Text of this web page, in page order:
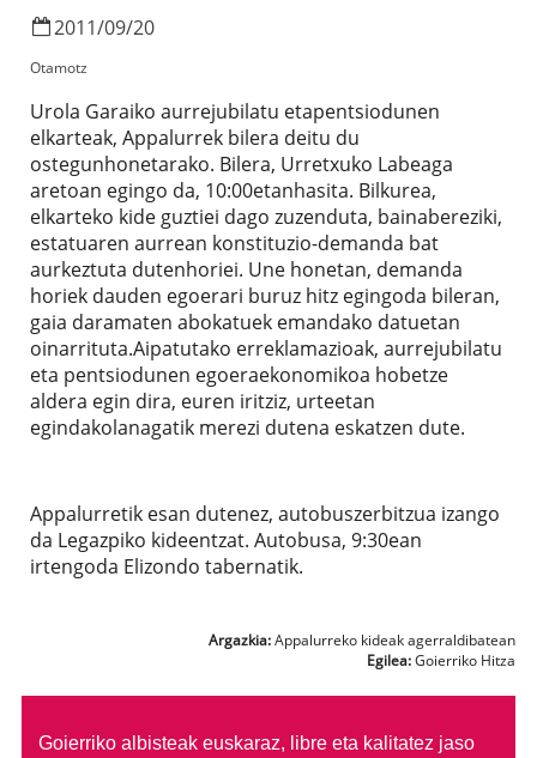
2011/09/20
Otamotz
Urola Garaiko aurrejubilatu etapentsiodunen
elkarteak, Appalurrek bilera deitu du
ostegunhonetarako. Bilera, Urretxuko Labeaga
aretoan egingo da, 10:00etanhasita. Bilkurea,
elkarteko kide guztiei dago zuzenduta, bainabereziki,
estatuaren aurrean konstituzio-demanda bat
aurkeztuta dutenhoriei. Une honetan, demanda
horiek dauden egoerari buruz hitz egingoda bileran,
gaia daramaten abokatuek emandako datuetan
oinarrituta.Aipatutako erreklamazioak, aurrejubilatu
eta pentsiodunen egoeraekonomikoa hobetze
aldera egin dira, euren iritziz, urteetan
egindakolanagatik merezi dutena eskatzen dute.
Appalurretik esan dutenez, autobuszerbitzua izango
da Legazpiko kideentzat. Autobusa, 9:30ean
irtengoda Elizondo tabernatik.
Argazkia:Appalurreko kideak agerraldibatean
Egilea:Goierriko Hitza
Goierriko albisteak euskaraz, libre eta kalitatez jaso